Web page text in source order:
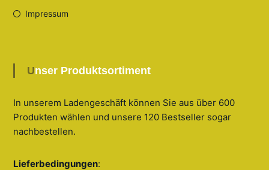
Impressum
Unser Produktsortiment
In unserem Ladengeschäft können Sie aus über 600
Produkten wählen und unsere 120 Bestseller sogar
nachbestellen.
Lieferbedingungen: